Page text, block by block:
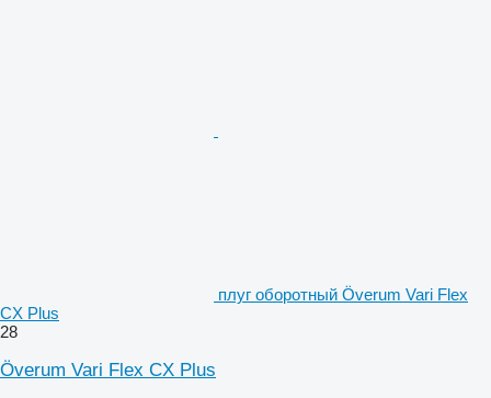
плуг оборотный Överum Vari Flex
CX Plus
28
Överum Vari Flex CX Plus